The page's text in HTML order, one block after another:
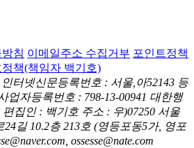
침 이메일주소 수집거부 포인트정책
책(책임자 백기호)
인터넷신문등록번호 : 서울,아52143 등
업자등록번호 : 798-13-00941 대한행
편집인 : 백기호 주소 : 우)07250 서울
길 10.2층 213호 (영등포동5가, 영포
ossesse@nate.com